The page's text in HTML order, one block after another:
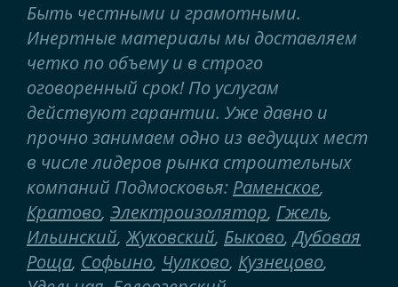
Быть честными и грамотными.
Инертные материалы мы доставляем
четко по объему и в строго
оговоренный срок! По услугам
действуют гарантии. Уже давно и
прочно занимаем одно из ведущих мест
в числе лидеров рынка строительных
компаний Подмосковья: Раменское,
Кратово, Электроизолятор, Гжель,
Ильинский,Жуковский, Быково,Дубовая
Роща, Софьино, Чулково, Кузнецово,